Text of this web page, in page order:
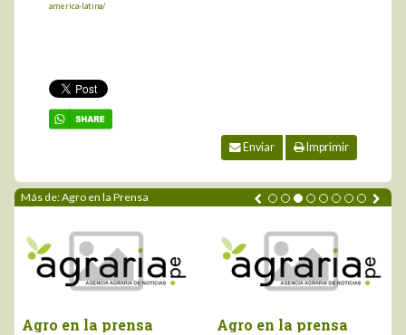
america-latina/
Enviar Imprimir
Más de: Agro en la Prensa
Agro en la prensa Agro en la prensa